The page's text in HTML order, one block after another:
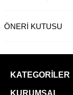
ÖNERI KUTUSU
KATEGORILER
KURUMSAL